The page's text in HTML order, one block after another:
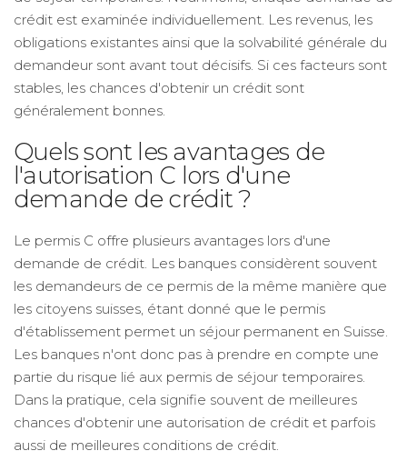
crédit est examinée individuellement. Les revenus, les
obligations existantes ainsi que la solvabilité générale du
demandeur sont avant tout décisifs. Si ces facteurs sont
stables, les chances d'obtenir un crédit sont
généralement bonnes.
Quels sont les avantages de
l'autorisation C lors d'une
demande de crédit ?
Le permis C offre plusieurs avantages lors d'une
demande de crédit. Les banques considèrent souvent
les demandeurs de ce permis de la même manière que
les citoyens suisses, étant donné que le permis
d'établissement permet un séjour permanent en Suisse.
Les banques n'ont donc pas à prendre en compte une
partie du risque lié aux permis de séjour temporaires.
Dans la pratique, cela signifie souvent de meilleures
chances d'obtenir une autorisation de crédit et parfois
aussi de meilleures conditions de crédit.